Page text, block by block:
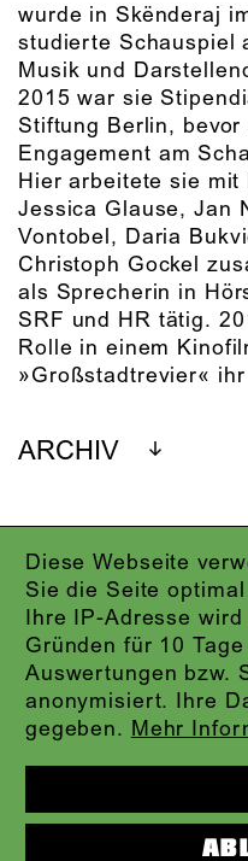
Diese Webseite
Sie die Seite
Ihre IP-Adresse
Gründen für 10
Auswertungen bzw.
anonymisiert. Ihre
gegeben. Mehr
wurde in Skënderaj
studierte Schauspiel
Musik und
2015 war sie
Stiftung Berlin,
Engagement am
Hier arbeitete sie mit
Jessica Glause, Jan
Vontobel, Daria
Christoph Gockel
als Sprecherin in
SRF und HR tätig.
Rolle in einem
»Großstadtrevier«
ARCHIV
IMPRESSUM
DATENSCHUTZ
AGB
KONTAKT
ABO-LOGIN
PRESSE
KARTENTELEFON: